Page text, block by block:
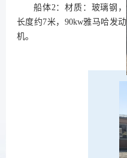
船体2：材质：玻璃钢，
长度约7米，90kw雅马哈发动
机。